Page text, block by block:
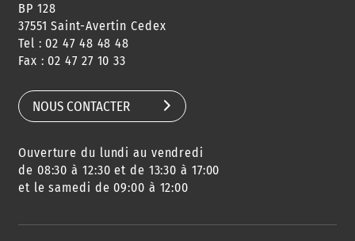
CONSEILS
DE QUARTIER
AGENDA
DES SORTIES
URBANISME
BP 128
37551 Saint-Avertin Cedex
Tel : 02 47 48 48 48
Fax : 02 47 27 10 33
NOUS CONTACTER
Ouverture du lundi au vendredi
de 08:30 à 12:30 et de 13:30 à 17:00
et le samedi de 09:00 à 12:00